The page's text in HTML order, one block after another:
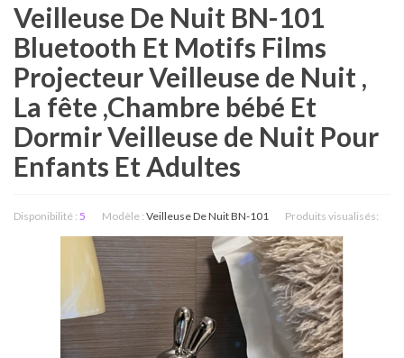
Veilleuse De Nuit BN-101
Bluetooth Et Motifs Films
Projecteur Veilleuse de Nuit ,
La fête ,Chambre bébé Et
Dormir Veilleuse de Nuit Pour
Enfants Et Adultes
Disponibilité : 5 Modèle : Veilleuse De Nuit BN-101 Produits visualisés: